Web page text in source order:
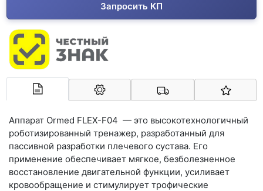
Запросить КП
Арконт-Мед
Аппарат Ormed FLEX-F04 — это высокотехнологичный
роботизированный тренажер, разработанный для
пассивной разработки плечевого сустава. Его
применение обеспечивает мягкое, безболезненное
восстановление двигательной функции, усиливает
кровообращение и стимулирует трофические